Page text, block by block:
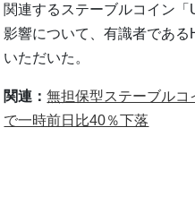
関連するステーブルコイン
影響について、有識者であ
いただいた。
関連：無担保型ステーブル
で一時前日比40％下落